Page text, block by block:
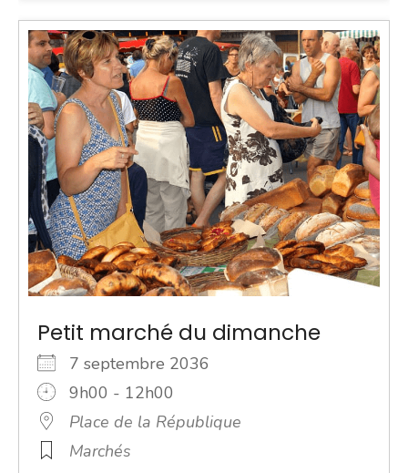
Petit marché du dimanche
7 septembre 2036
9h00 - 12h00
Place de la République
Marchés